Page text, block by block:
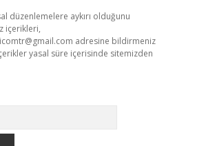
düzenlemelere aykırı olduğunu
içerikleri,
adresine bildirmeniz
yasal süre içerisinde sitemizden